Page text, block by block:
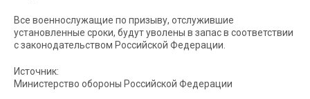
Все военнослужащие по призыву, отслужившие
установленные сроки, будут уволены в запас в соответствии
с законодательством Российской Федерации.
Источник:
Министерство обороны Российской Федерации